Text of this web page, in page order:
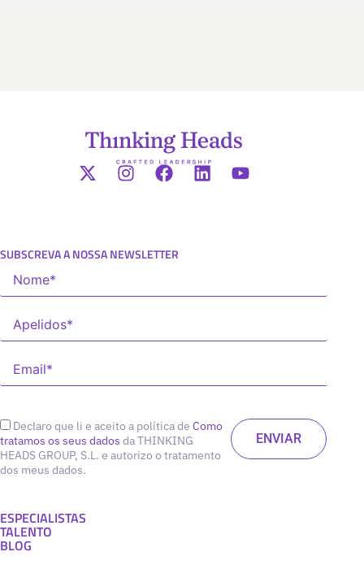
SUBSCREVA A NOSSA NEWSLETTER
Declaro que li e aceito a política de Como
tratamos os seus dados da THINKING
HEADS GROUP, S.L. e autorizo o tratamento
dos meus dados.
ESPECIALISTAS
TALENTO
BLOG